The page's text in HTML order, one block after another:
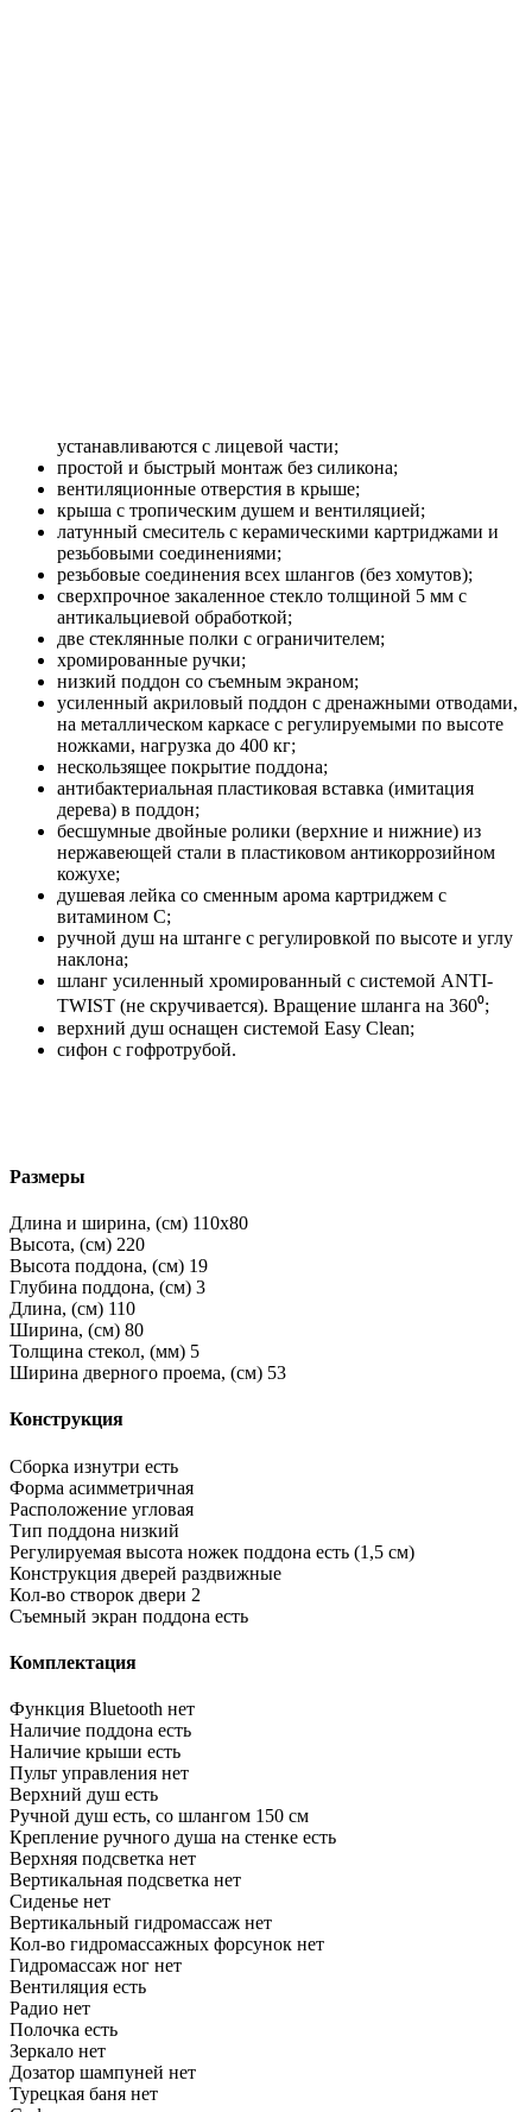
устанавливаются с лицевой части;
простой и быстрый монтаж без силикона;
вентиляционные отверстия в крыше;
крыша с тропическим душем и вентиляцией;
латунный смеситель с керамическими картриджами и
резьбовыми соединениями;
резьбовые соединения всех шлангов (без хомутов);
сверхпрочное закаленное стекло толщиной 5 мм с
антикальциевой обработкой;
две стеклянные полки с ограничителем;
хромированные ручки;
низкий поддон со съемным экраном;
усиленный акриловый поддон с дренажными отводами,
на металлическом каркасе с регулируемыми по высоте
ножками, нагрузка до 400 кг;
нескользящее покрытие поддона;
антибактериальная пластиковая вставка (имитация
дерева) в поддон;
бесшумные двойные ролики (верхние и нижние) из
нержавеющей стали в пластиковом антикоррозийном
кожухе;
душевая лейка со сменным арома картриджем c
витамином C;
ручной душ на штанге с регулировкой по высоте и углу
наклона;
шланг усиленный хромированный с системой ANTI-
TWIST (не скручивается). Вращение шланга на 360⁰;
верхний душ оснащен системой Easy Clean;
сифон с гофротрубой.
Размеры
Длина и ширина, (см) 110x80
Высота, (см) 220
Высота поддона, (см) 19
Глубина поддона, (см) 3
Длина, (см) 110
Ширина, (см) 80
Толщина стекол, (мм) 5
Ширина дверного проема, (см) 53
Конструкция
Сборка изнутри есть
Форма асимметричная
Расположение угловая
Тип поддона низкий
Регулируемая высота ножек поддона есть (1,5 см)
Конструкция дверей раздвижные
Кол-во створок двери 2
Съемный экран поддона есть
Комплектация
Функция Bluetooth нет
Наличие поддона есть
Наличие крыши есть
Пульт управления нет
Верхний душ есть
Ручной душ есть, со шлангом 150 см
Крепление ручного душа на стенке есть
Верхняя подсветка нет
Вертикальная подсветка нет
Сиденье нет
Вертикальный гидромассаж нет
Кол-во гидромассажных форсунок нет
Гидромассаж ног нет
Вентиляция есть
Радио нет
Полочка есть
Зеркало нет
Дозатор шампуней нет
Турецкая баня нет